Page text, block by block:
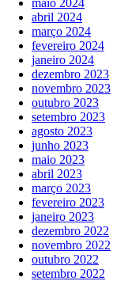
abril 2024
março 2024
fevereiro 2024
janeiro 2024
dezembro 2023
novembro 2023
outubro 2023
setembro 2023
agosto 2023
junho 2023
maio 2023
abril 2023
março 2023
fevereiro 2023
janeiro 2023
dezembro 2022
novembro 2022
outubro 2022
setembro 2022